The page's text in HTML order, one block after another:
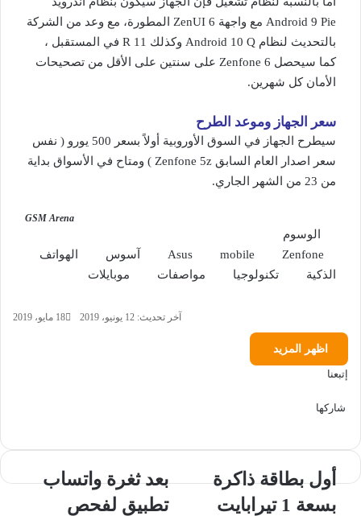
Android 9 Pie مع واجهة ZenUI 6 المطورة، مع وعد من الشركة
بالتحديث لنظام Android 10 Q وكذلك 11 R في المستقبل ،
كما سيحصل Zenfone 6 على سنتين على الأقل من تصحيحات
الأمان كل شهرين.
سعر الجهاز وموعد الطرح
سيطرح الجهاز في السوق الأوروبية أولاً بسعر 500 يورو ( نفس
سعر اصدار العام السابق Zenfone 5z ) ومتاح في الأسواق بداية
من 23 من الشهر الجاري.
GSM Arena
الوسوم
Asus
mobile Zenfone آسوس
الهواتف
الذكية
تكنولوجيا مواصفات موبايلات
18 مايو، 2019 آخر تحديث: 12 يونيو، 2019
اظهر المزيد
إتبعنا
شاركها
بعد
ثغرة
واتساب
بعد ثغرة واتساب
تطبيق لفحص
أول
بطاقة
ذاكرة
أول بطاقة ذاكرة
بسعة 1 تيرابايت